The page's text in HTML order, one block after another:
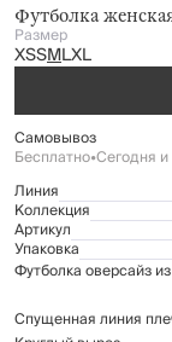
Футболка
Размер
XSSMLXL
Самовывоз
Бесплатно•Сегодня
Линия
Коллекция
Артикул
Упаковка
Футболка оверсайз
Спущенная линия